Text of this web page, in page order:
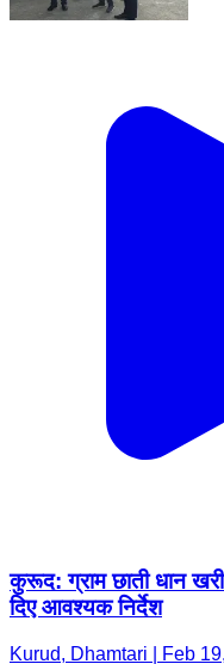
कुरूद: ग्राम छाती धान
दिए आवश्यक निर्देश
Kurud, Dhamtari | Feb